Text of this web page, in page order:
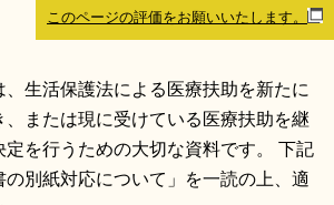
組織から探す
利用ガイド
プライバシーポリシー
このページの評価をお願いいたします。
生活保護法による医療扶助を新たに
、または現に受けている医療扶助を継
を行うための大切な資料です。 下記
別紙対応について」を一読の上、適